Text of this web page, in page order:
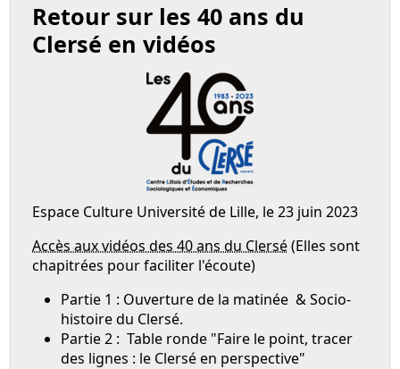
Retour sur les 40 ans du
Clersé en vidéos
Espace Culture Université de Lille, le 23 juin 2023
Accès aux vidéos des 40 ans du Clersé(Elles sont
chapitrées pour faciliter l'écoute)
Partie 1 : Ouverture de la matinée & Socio-
histoire du Clersé.
Partie 2 : Table ronde "Faire le point, tracer
des lignes : le Clersé en perspective"